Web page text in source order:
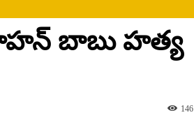
బాబు హత్య
146